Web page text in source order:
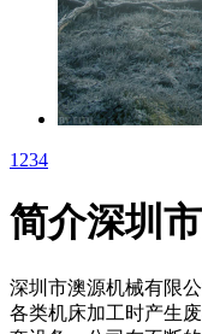
1 234
简介深圳
深圳市澳源机械有限
各类机床加工时产生